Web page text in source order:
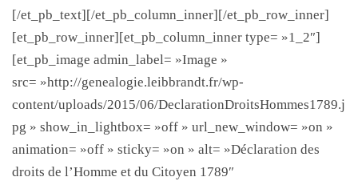
[/et_pb_text][/et_pb_column_inner][/et_pb_row_inner]
[et_pb_row_inner][et_pb_column_inner type= »1_2″]
[et_pb_image admin_label= »Image »
src= »http://genealogie.leibbrandt.fr/wp-
content/uploads/2015/06/DeclarationDroitsHommes1789.j
pg » show_in_lightbox= »off » url_new_window= »on »
animation= »off » sticky= »on » alt= »Déclaration des
droits de l’Homme et du Citoyen 1789″